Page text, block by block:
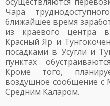
Чара
ближайшее время
из краевого центра
Красный Яр и
посадками в Усугли и
пунктах
Кроме того,
воздушное сообщение с
Средним Каларом.